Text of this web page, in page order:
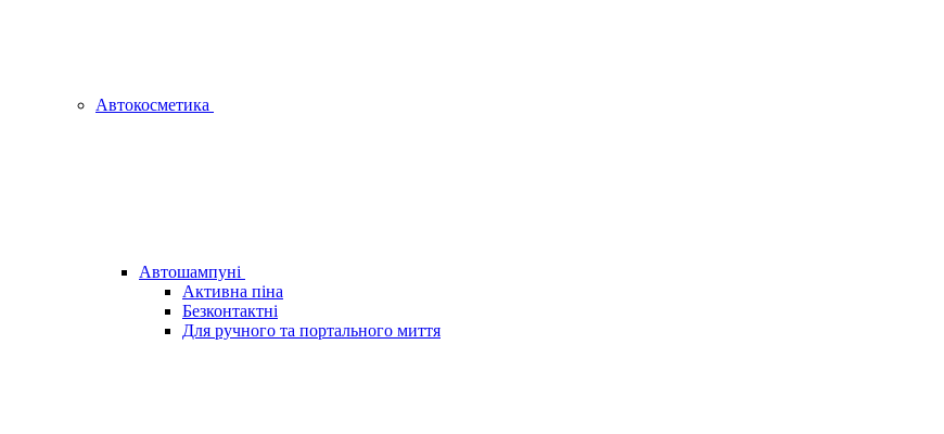
Автокосметика
Автошампуні
Активна піна
Безконтактні
Для ручного та портального миття